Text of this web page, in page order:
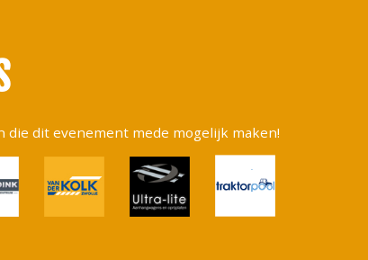
dit evenement mede mogelijk maken!